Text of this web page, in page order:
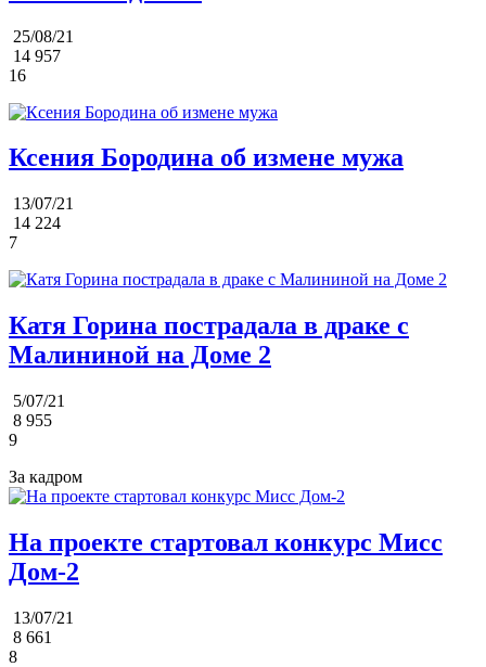
25/08/21
14 957
16
Ксения Бородина об измене мужа
13/07/21
14 224
7
Катя Горина пострадала в драке с
Малининой на Доме 2
5/07/21
8 955
9
За кадром
На проекте стартовал конкурс Мисс
Дом-2
13/07/21
8 661
8